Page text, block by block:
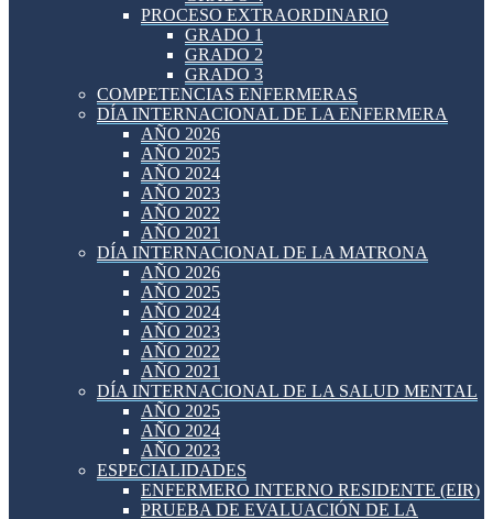
PROCESO EXTRAORDINARIO
GRADO 1
GRADO 2
GRADO 3
COMPETENCIAS ENFERMERAS
DÍA INTERNACIONAL DE LA ENFERMERA
AÑO 2026
AÑO 2025
AÑO 2024
AÑO 2023
AÑO 2022
AÑO 2021
DÍA INTERNACIONAL DE LA MATRONA
AÑO 2026
AÑO 2025
AÑO 2024
AÑO 2023
AÑO 2022
AÑO 2021
DÍA INTERNACIONAL DE LA SALUD MENTAL
AÑO 2025
AÑO 2024
AÑO 2023
ESPECIALIDADES
ENFERMERO INTERNO RESIDENTE (EIR)
PRUEBA DE EVALUACIÓN DE LA